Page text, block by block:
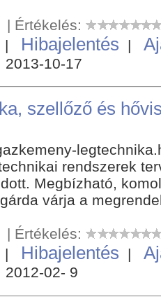
| Értékelés:
| Hibajelentés |
2013-10-17
szellőző és
rendszerek
Megbízható,
várja a
| Értékelés:
| Hibajelentés |
2012-02- 9